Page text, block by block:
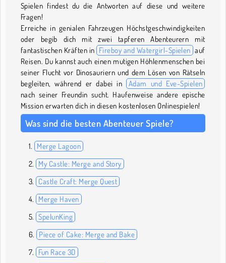
Spielen findest du die Antworten auf diese und weitere
Fragen!
Erreiche in genialen Fahrzeugen Höchstgeschwindigkeiten
oder begib dich mit zwei tapferen Abenteurern mit
fantastischen Kräften in Fireboy and Watergirl-Spielen auf
Reisen. Du kannst auch einen mutigen Höhlenmenschen bei
seiner Flucht vor Dinosauriern und dem Lösen von Rätseln
begleiten, während er dabei in
Adam und Eve-Spielen
nach seiner Freundin sucht. Haufenweise andere epische
Mission erwarten dich in diesen kostenlosen Onlinespielen!
Was sind die besten Abenteuer Spiele?
Merge Lagoon
My Castle: Merge and Story
Castle Craft: Merge Quest
Merge Haven
SpelunKing
Piece of Cake: Merge and Bake
Fun Race 3D